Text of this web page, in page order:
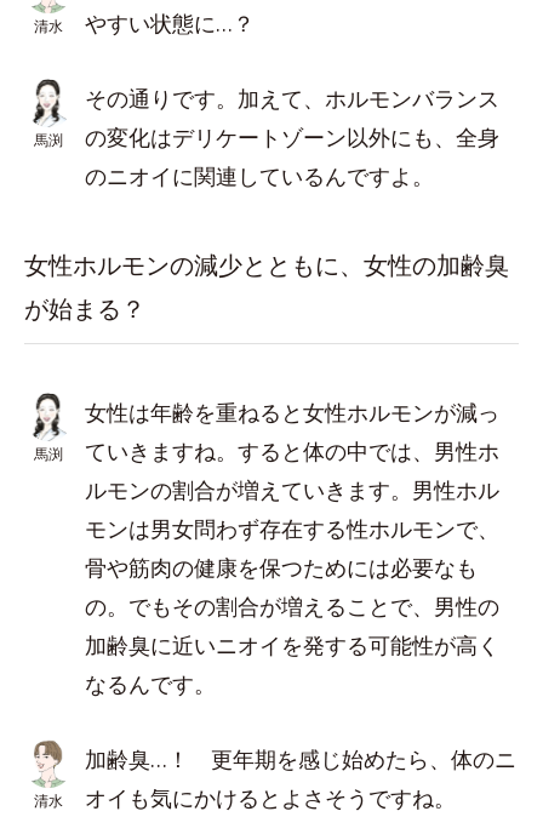
清水
やすい状態に…？
馬渕
その通りです。加えて、ホルモンバランス
の変化はデリケートゾーン以外にも、全身
のニオイに関連しているんですよ。
女性ホルモンの減少とともに、女性の加齢臭
が始まる？
馬渕
女性は年齢を重ねると女性ホルモンが減っ
ていきますね。すると体の中では、男性ホ
ルモンの割合が増えていきます。男性ホル
モンは男女問わず存在する性ホルモンで、
骨や筋肉の健康を保つためには必要なも
の。でもその割合が増えることで、男性の
加齢臭に近いニオイを発する可能性が高く
なるんです。
清水
加齢臭…！ 更年期を感じ始めたら、体のニ
オイも気にかけるとよさそうですね。